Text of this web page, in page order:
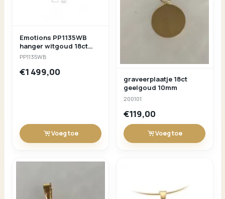
Emotions PP1135WB
hanger witgoud 18ct
briljant 0.160ct
PP1135WB
€1 499,00
Voeg toe
graveerplaatje 18ct
geelgoud 10mm
200101
€119,00
Voeg toe